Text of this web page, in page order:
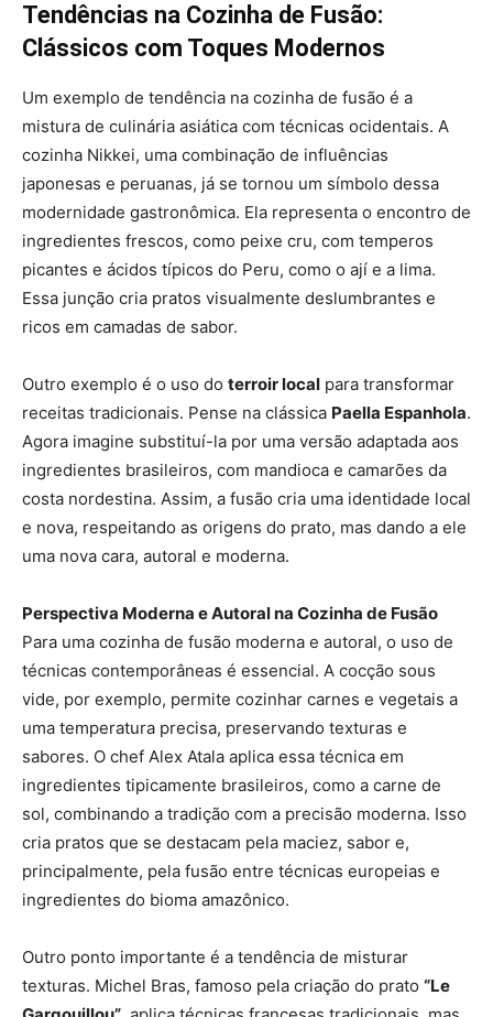
Tendências na Cozinha de Fusão:
Clássicos com Toques Modernos
Um exemplo de tendência na cozinha de fusão é a
mistura de culinária asiática com técnicas ocidentais. A
cozinha Nikkei, uma combinação de influências
japonesas e peruanas, já se tornou um símbolo dessa
modernidade gastronômica. Ela representa o encontro de
ingredientes frescos, como peixe cru, com temperos
picantes e ácidos típicos do Peru, como o ají e a lima.
Essa junção cria pratos visualmente deslumbrantes e
ricos em camadas de sabor.
Outro exemplo é o uso do terroir local para transformar
receitas tradicionais. Pense na clássica Paella Espanhola.
Agora imagine substituí-la por uma versão adaptada aos
ingredientes brasileiros, com mandioca e camarões da
costa nordestina. Assim, a fusão cria uma identidade local
e nova, respeitando as origens do prato, mas dando a ele
uma nova cara, autoral e moderna.
Perspectiva Moderna e Autoral na Cozinha de Fusão
Para uma cozinha de fusão moderna e autoral, o uso de
técnicas contemporâneas é essencial. A cocção sous
vide, por exemplo, permite cozinhar carnes e vegetais a
uma temperatura precisa, preservando texturas e
sabores. O chef Alex Atala aplica essa técnica em
ingredientes tipicamente brasileiros, como a carne de
sol, combinando a tradição com a precisão moderna​. Isso
cria pratos que se destacam pela maciez, sabor e,
principalmente, pela fusão entre técnicas europeias e
ingredientes do bioma amazônico.
Outro ponto importante é a tendência de misturar
texturas. Michel Bras, famoso pela criação do prato “Le